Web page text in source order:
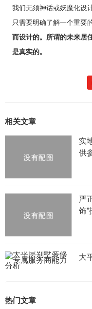
我们无须神话或妖魔化设
只需要明确了解一个重要
而设计的。所谓的未来居
是真实的。
相关文章
实
供
严
饰
大
热门文章